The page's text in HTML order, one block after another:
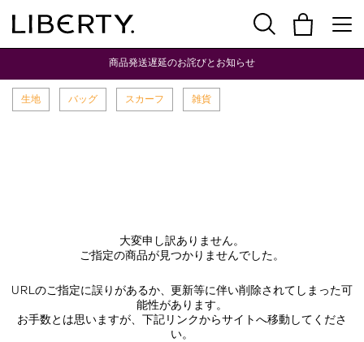
商品発送遅延のお詫びとお知らせ
生地 バッグ スカーフ 雑貨
大変申し訳ありません。
ご指定の商品が見つかりませんでした。
URLのご指定に誤りがあるか、更新等に伴い削除されてしまった可
能性があります。
お手数とは思いますが、下記リンクからサイトへ移動してくださ
い。